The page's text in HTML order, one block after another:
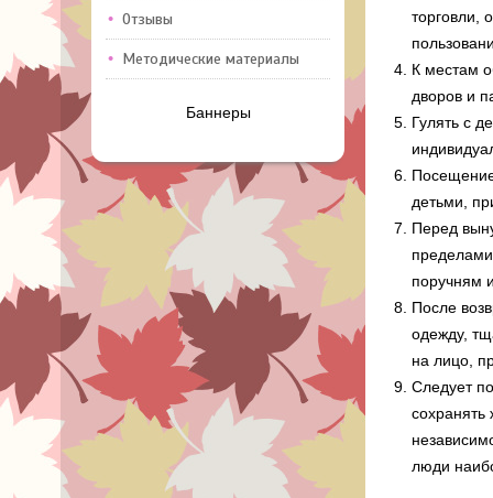
Отзывы
Методические материалы
Баннеры
торговли,
К местам
дворов и
Гулять с
детьми,
Перед
поручням
После
одежду,
на лицо,
Следует
сохранять
люди